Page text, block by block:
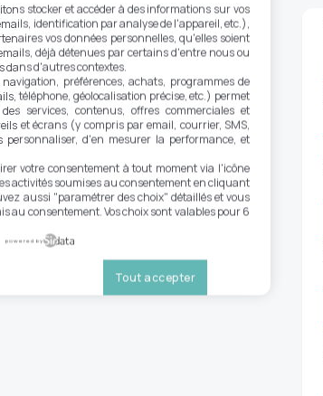
stocker et accéder à des informations sur vos
identification par analyse de l'appareil, etc.),
vos données personnelles, qu'elles soient
déjà détenues par certains d'entre nous ou
dans d'autres contextes.
préférences, achats, programmes de
téléphone, géolocalisation précise, etc.) permet
services, contenus, offres commerciales et
et écrans (y compris par email, courrier, SMS,
personnaliser, d'en mesurer la performance, et
votre consentement à tout moment via l'icône
activités soumises au consentement en cliquant
aussi "paramétrer des choix" détaillés et vous
au consentement. Vos choix sont valables pour 6
powered by
Tout accepter